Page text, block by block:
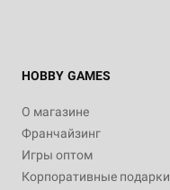
HOBBY GAMES
О магазине
Франчайзинг
Игры оптом
Корпоративные подарки